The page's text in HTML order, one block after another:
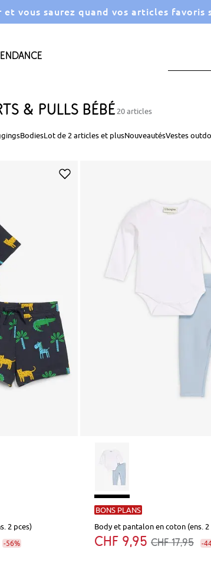
et vous saurez quand vos articles
& pulls bébé 20 articles
BodiesLot de 2 articles et plusNouveautésVestes
2 pces)
-56%
BONS PLANS
Body et pantalon en coton (ens. 2
CHF 9,95 CHF 17,95 -